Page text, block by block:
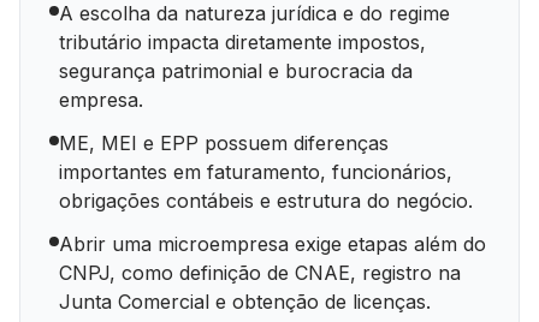
A escolha da natureza jurídica e do regime
tributário impacta diretamente impostos,
segurança patrimonial e burocracia da
empresa.
ME, MEI e EPP possuem diferenças
importantes em faturamento, funcionários,
obrigações contábeis e estrutura do negócio.
Abrir uma microempresa exige etapas além do
CNPJ, como definição de CNAE, registro na
Junta Comercial e obtenção de licenças.